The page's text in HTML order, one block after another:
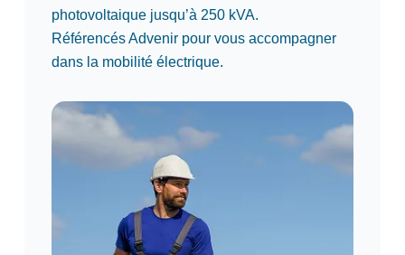
photovoltaique jusqu’à 250 kVA.
Référencés Advenir pour vous accompagner
dans la mobilité électrique.